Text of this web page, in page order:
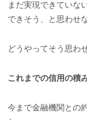
まだ実現できていな
できそう、と思わせ
どうやってそう思わ
これまでの信用の積
今まで金融機関との